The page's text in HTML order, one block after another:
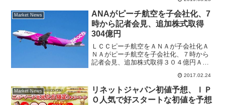
り付...
Market News
ANAがピーチ航空を子会社化、7
時から記者会見、追加株式取得
304億円
ＬＣＣピーチ航空をＡＮＡが子会社化Ａ
ＮＡがピーチ航空を子会社化、７時から
記者会見、追加株式取得３０４億円ＡＮ
ピーチ航空（運営会社名：ピーチ・アビ
エーション）の株式を３０４億円で取得
して子会社化すると発表。...
2017.02.24
Market News
リネットジャパン初値予想、ＩＰ
Ｏ人気で好スタートな初値を予想